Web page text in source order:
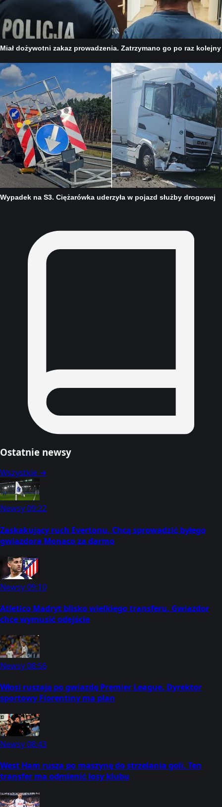
Ostatnie newsy
Wszystkie →
Newsy09:22
Zaskakujący ruch Evertonu. Chcą sprowadzić byłego
gwiazdora Monaco za darmo
Newsy09:10
Atletico Madryt blisko wielkiego transferu. Gwiazdor
chce wymusić odejście
Newsy08:56
Włosi ruszają po gwiazdę Premier League. Dyrektor
sportowy Fiorentiny ma plan
Newsy08:43
West Ham rusza po maszynę do strzelania goli. Ten
transfer ma odmienić losy klubu